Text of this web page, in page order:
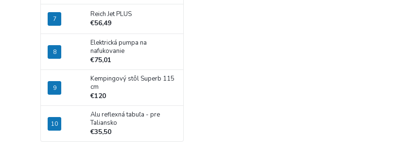
Reich Jet PLUS
€56,49
Elektrická pumpa na
nafukovanie
€75,01
Kempingový stôl Superb 115
cm
€120
Alu reflexná tabuľa - pre
Taliansko
€35,50